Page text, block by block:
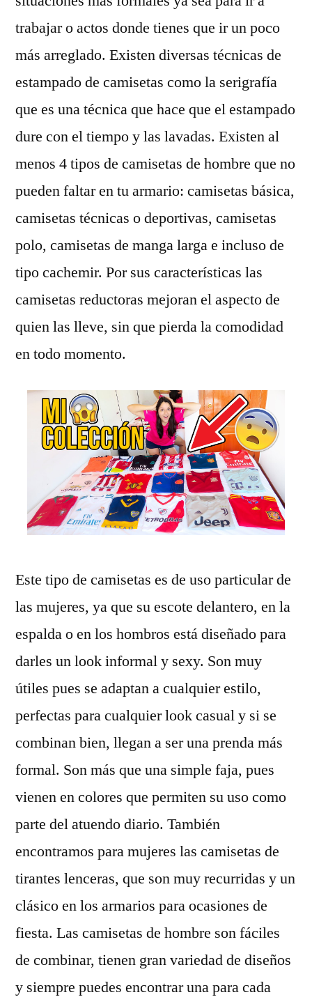
trabajar o actos donde tienes que ir un poco
más arreglado. Existen diversas técnicas de
estampado de camisetas como la serigrafía
que es una técnica que hace que el estampado
dure con el tiempo y las lavadas. Existen al
menos 4 tipos de camisetas de hombre que no
pueden faltar en tu armario: camisetas básica,
camisetas técnicas o deportivas, camisetas
polo, camisetas de manga larga e incluso de
tipo cachemir. Por sus características las
camisetas reductoras mejoran el aspecto de
quien las lleve, sin que pierda la comodidad
en todo momento.
Este tipo de camisetas es de uso particular de
las mujeres, ya que su escote delantero, en la
espalda o en los hombros está diseñado para
darles un look informal y sexy. Son muy
útiles pues se adaptan a cualquier estilo,
perfectas para cualquier look casual y si se
combinan bien, llegan a ser una prenda más
formal. Son más que una simple faja, pues
vienen en colores que permiten su uso como
parte del atuendo diario. También
encontramos para mujeres las camisetas de
tirantes lenceras, que son muy recurridas y un
clásico en los armarios para ocasiones de
fiesta. Las camisetas de hombre son fáciles
de combinar, tienen gran variedad de diseños
y siempre puedes encontrar una para cada